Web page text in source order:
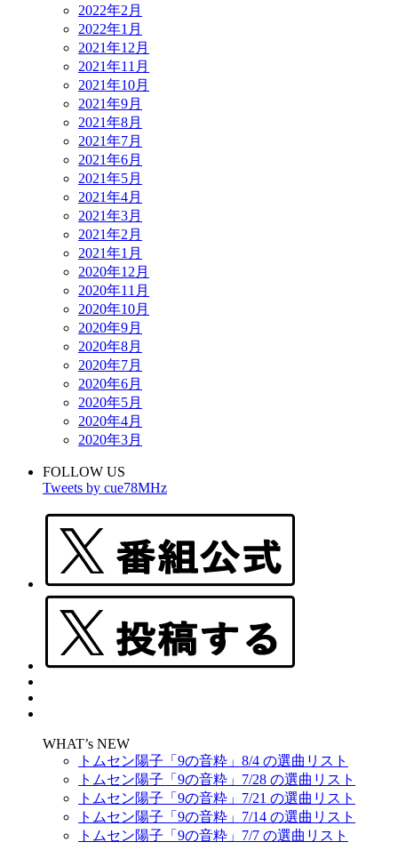
2022年2月
2022年1月
2021年12月
2021年11月
2021年10月
2021年9月
2021年8月
2021年7月
2021年6月
2021年5月
2021年4月
2021年3月
2021年2月
2021年1月
2020年12月
2020年11月
2020年10月
2020年9月
2020年8月
2020年7月
2020年6月
2020年5月
2020年4月
2020年3月
FOLLOW US
Tweets by cue78MHz
WHAT’s NEW
トムセン陽子「9の音粋」8/4 の選曲リスト
トムセン陽子「9の音粋」7/28 の選曲リスト
トムセン陽子「9の音粋」7/21 の選曲リスト
トムセン陽子「9の音粋」7/14 の選曲リスト
トムセン陽子「9の音粋」7/7 の選曲リスト